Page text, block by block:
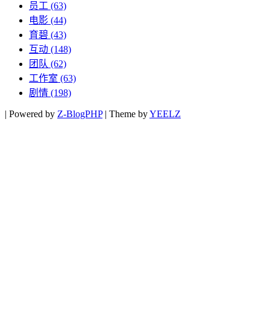
员工 (63)
电影 (44)
育碧 (43)
互动 (148)
团队 (62)
工作室 (63)
剧情 (198)
| Powered by Z-BlogPHP | Theme byYEELZ